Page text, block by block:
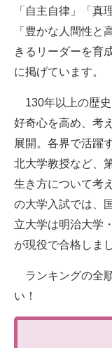
「自主自律」「真
「豊かな人間性と
きるリーダーを育
に掲げています。
130年以上の歴史
好奇心を高め、考
展開。各界で活躍
北大学教授など、
生き方について考
の大学入試では、
立大学は明治大学
が現役で合格しま
ランキングの全
い！